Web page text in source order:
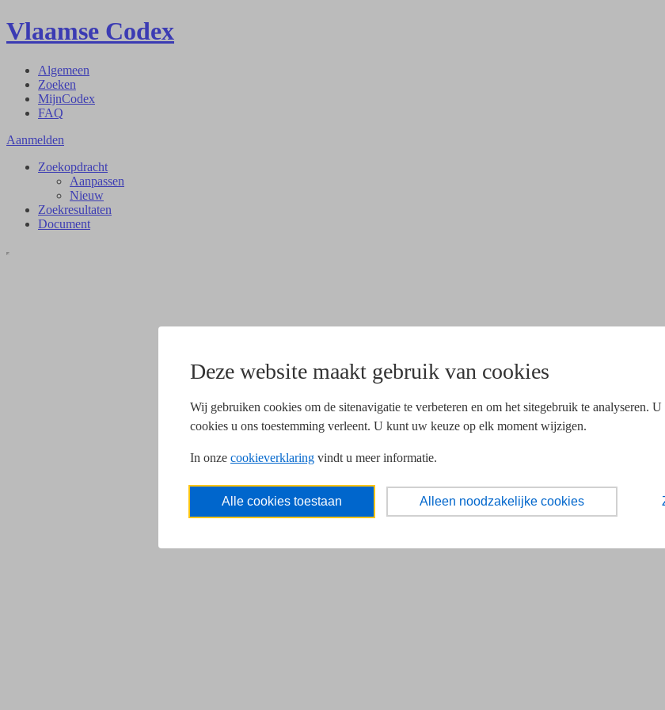
Deze website maakt gebruik van cookies
Wij gebruiken cookies om de sitenavigatie te verbeteren en om het sitegebruik te analyseren.
cookies u ons toestemming verleent. U kunt uw keuze op elk moment wijzigen.
In onze cookieverklaring vindt u meer informatie.
Alle cookies toestaan Alleen noodzakelijke cookies
Vlaamse Codex
Algemeen
Zoeken
MijnCodex
FAQ
Aanmelden
Zoekopdracht
Aanpassen
Nieuw
Zoekresultaten
Document